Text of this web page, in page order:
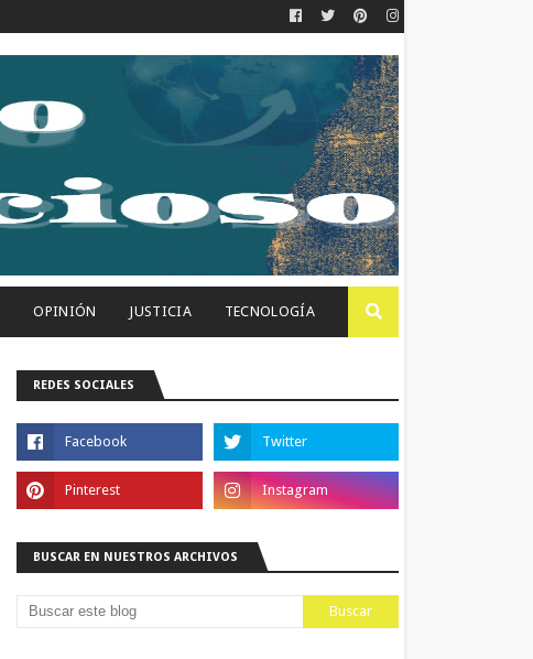
OPINIÓN JUSTICIA TECNOLOGÍA
REDES SOCIALES
BUSCAR EN NUESTROS ARCHIVOS